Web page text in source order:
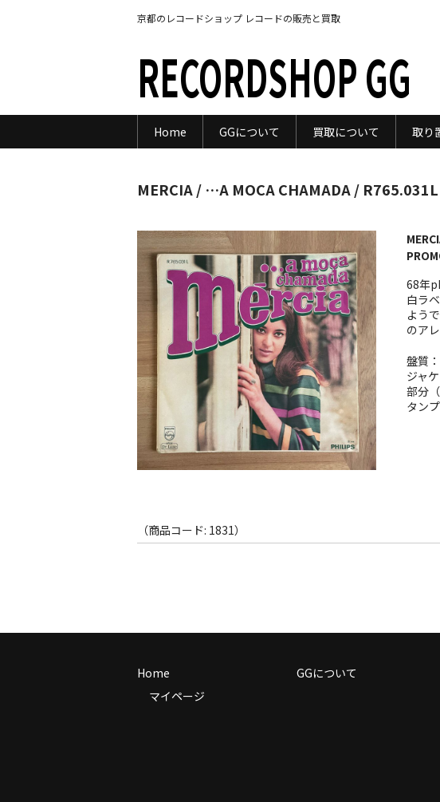
京都のレコードショップ レコードの販売と買取
RECORDSHOP GG
Home GGについて 買取について 取り
MERCIA / …A MOCA CHAMADA /
68年
白ラ
よう
のア
盤質
ジャ
部分
タン
（商品コード: 1831）
Home
マイページ
GGについて